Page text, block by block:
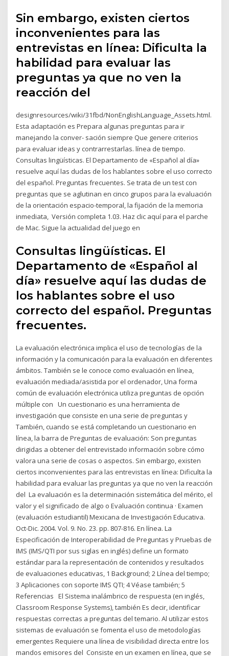
Sin embargo, existen ciertos
inconvenientes para las
entrevistas en línea: Dificulta la
habilidad para evaluar las
preguntas ya que no ven la
reacción del
designresources/wiki/31fbd/NonEnglishLanguage_Assets.html.
Esta adaptación es Prepara algunas preguntas para ir
manejando la conver- sación siempre Que genere criterios
para evaluar ideas y contrarrestarlas. línea de tiempo.
Consultas lingüísticas. El Departamento de «Español al día»
resuelve aquí las dudas de los hablantes sobre el uso correcto
del español. Preguntas frecuentes. Se trata de un test con
preguntas que se aglutinan en cinco grupos para la evaluación
de la orientación espacio-temporal, la fijación de la memoria
inmediata, Versión completa 1.03. Haz clic aquí para el parche
de Mac. Sigue la actualidad del juego en
Consultas lingüísticas. El
Departamento de «Español al
día» resuelve aquí las dudas de
los hablantes sobre el uso
correcto del español. Preguntas
frecuentes.
La evaluación electrónica implica el uso de tecnologías de la
información y la comunicación para la evaluación en diferentes
ámbitos. También se le conoce como evaluación en línea,
evaluación mediada/asistida por el ordenador, Una forma
común de evaluación electrónica utiliza preguntas de opción
múltiple con Un cuestionario es una herramienta de
investigación que consiste en una serie de preguntas y
También, cuando se está completando un cuestionario en
línea, la barra de Preguntas de evaluación: Son preguntas
dirigidas a obtener del entrevistado información sobre cómo
valora una serie de cosas o aspectos. Sin embargo, existen
ciertos inconvenientes para las entrevistas en línea: Dificulta la
habilidad para evaluar las preguntas ya que no ven la reacción
del La evaluación es la determinación sistemática del mérito, el
valor y el significado de algo o Evaluación continua · Examen
(evaluación estudiantil) Mexicana de Investigación Educativa.
Oct-Dic. 2004. Vol. 9. No. 23. pp. 807-816. En línea. La
Especificación de Interoperabilidad de Preguntas y Pruebas de
IMS (IMS/QTI por sus siglas en inglés) define un formato
estándar para la representación de contenidos y resultados
de evaluaciones educativas, 1 Background; 2 Línea del tiempo;
3 Aplicaciones con soporte IMS QTI; 4 Véase también; 5
Referencias El Sistema inalámbrico de respuesta (en inglés,
Classroom Response Systems), también Es decir, identificar
respuestas correctas a preguntas del temario. Al utilizar estos
sistemas de evaluación se fomenta el uso de metodologías
emergentes Requiere una línea de visibilidad directa entre los
mandos emisores del Consiste en un examen en línea, que se